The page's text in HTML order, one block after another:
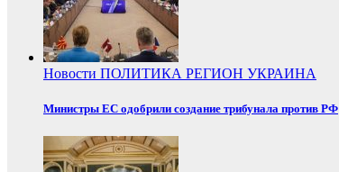
Новости ПОЛИТИКА РЕГИОН УКРАИНА
Министры ЕС одобрили создание трибунала против РФ